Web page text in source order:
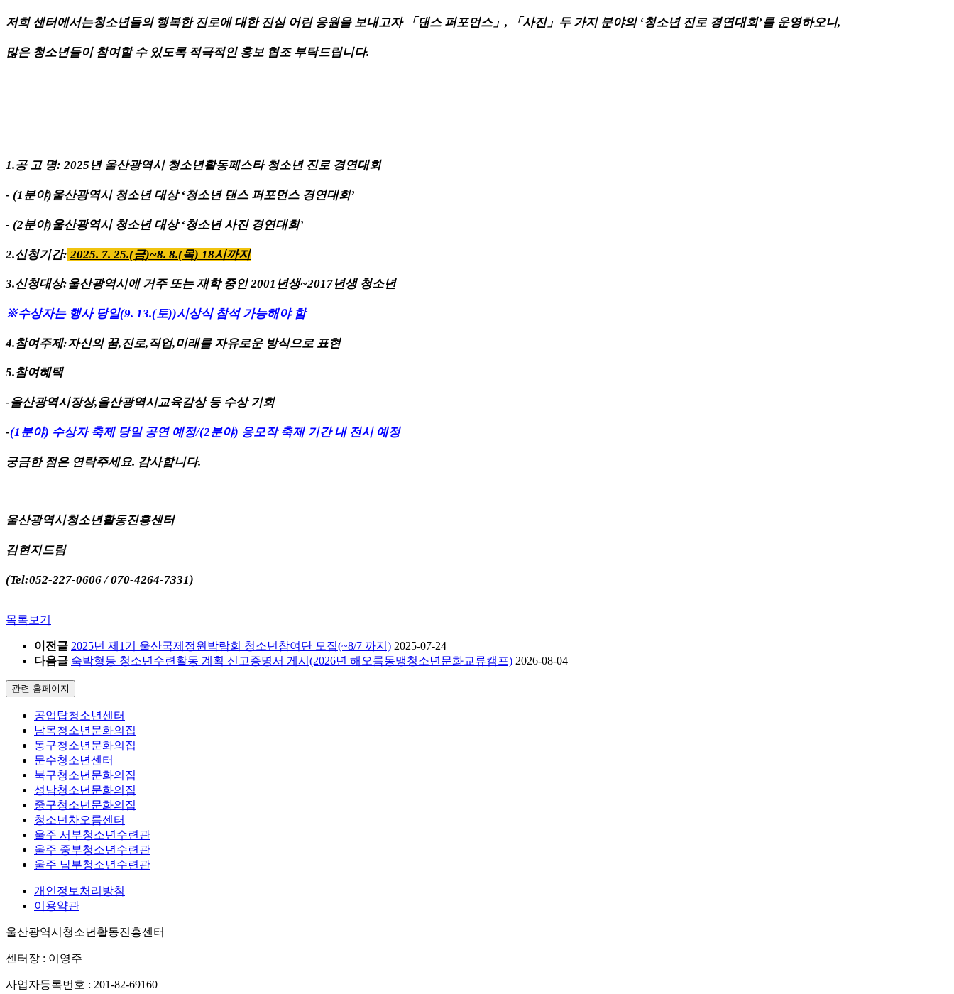
저희 센터에서는청소년들의 행복한 진로에 대한 진심 어린 응원을 보내고자 「 댄스 퍼포먼스」 , 「사진」 두 가지 분야의 ‘청소년 진로 경연대회’를 운영하오니,
많은 청소년들이 참여할 수 있도록 적극적인 홍보 협조 부탁드립니다.
1.공 고 명: 2025 년 울산광역시 청소년활동페스타 청소년 진로 경연대회
- (1 분야)울산광역시 청소년 대상 ‘청소년 댄스 퍼포먼스 경연대회’
- (2분야)울산광역시 청소년 대상 ‘청소년 사진 경연대회’
2.신청기간: 2025. 7. 25.(금)~8. 8.(목) 18시까지
3.신청대상:울산광역시에 거주 또는 재학 중인2001 년생~2017년생 청소년
※수상자는 행사 당일(9. 13.(토))시상식 참석 가능해야 함
4.참여주제:자신의 꿈,진로,직업,미래를 자유로운 방식으로 표현
5.참여혜택
-울산광역시장상,울산광역시교육감상 등 수상 기회
-(1 분야) 수상자 축제 당일 공연 예정/(2분야) 응모작 축제 기간 내 전시 예정
궁금한 점은 연락주세요. 감사합니다.
울산광역시청소년활동진흥센터
김현지드림
(Tel:052-227-0606 / 070-4264-7331)
목록보기
이전글 2025년 제1기 울산국제정원박람회 청소년참여단 모집(~8/7 까지) 2025-07-24
다음글 숙박형등 청소년수련활동 계획 신고증명서 게시(2026년 해오름동맹청소년문화교류캠프) 2026-08-04
관련 홈페이지
공업탑청소년센터
남목청소년문화의집
동구청소년문화의집
문수청소년센터
북구청소년문화의집
성남청소년문화의집
중구청소년문화의집
청소년차오름센터
울주 서부청소년수련관
울주 중부청소년수련관
울주 남부청소년수련관
개인정보처리방침
이용약관
울산광역시청소년활동진흥센터
센터장 : 이영주
사업자등록번호 : 201-82-69160